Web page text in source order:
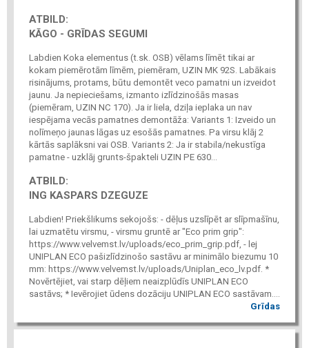
ATBILD:
KĀGO - GRĪDAS SEGUMI
Labdien Koka elementus (t.sk. OSB) vēlams līmēt tikai ar
kokam piemērotām līmēm, piemēram, UZIN MK 92S. Labākais
risinājums, protams, būtu demontēt veco pamatni un izveidot
jaunu. Ja nepieciešams, izmanto izlīdzinošās masas
(piemēram, UZIN NC 170). Ja ir liela, dziļa ieplaka un nav
iespējama vecās pamatnes demontāža: Variants 1: Izveido un
nolīmeņo jaunas lāgas uz esošās pamatnes. Pa virsu klāj 2
kārtās saplāksni vai OSB. Variants 2: Ja ir stabila/nekustīga
pamatne - uzklāj grunts-špakteli UZIN PE 630...
ATBILD:
ING KASPARS DZEGUZE
Labdien! Priekšlikums sekojošs: - dēļus uzslīpēt ar slīpmašīnu,
lai uzmatētu virsmu, - virsmu gruntē ar "Eco prim grip":
https://www.velvemst.lv/uploads/eco_prim_grip.pdf, - lej
UNIPLAN ECO pašizlīdzinošo sastāvu ar minimālo biezumu 10
mm: https://www.velvemst.lv/uploads/Uniplan_eco_lv.pdf. *
Novērtējiet, vai starp dēļiem neaizplūdīs UNIPLAN ECO
sastāvs; * Ievērojiet ūdens dozāciju UNIPLAN ECO sastāvam....
Grīdas